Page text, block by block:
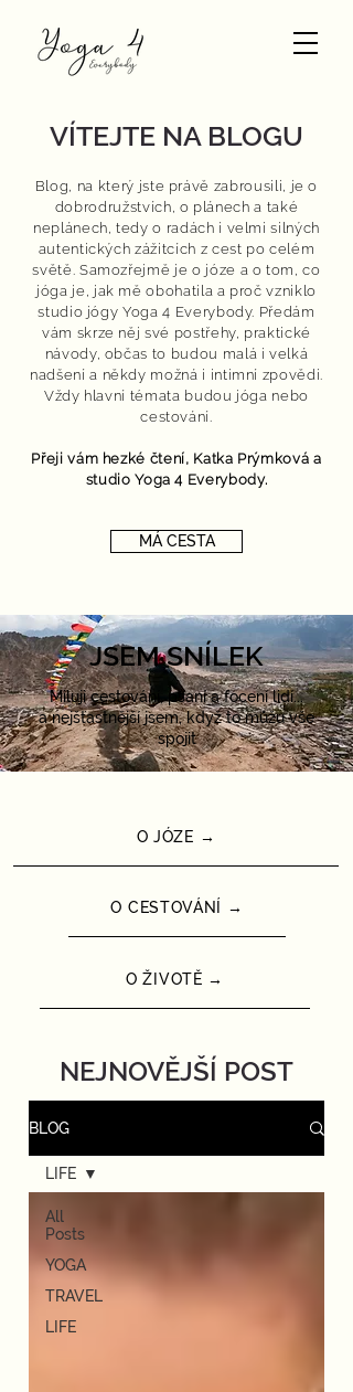
VÍTEJTE NA BLOGU
Blog, na který jste právě zabrousili, je o
dobrodružstvích, o plánech a také
neplánech, tedy o radách i velmi silných
autentických zážitcích z cest po celém
světě. Samozřejmě je o józe a o tom, co
jóga je, jak mě obohatila a proč vzniklo
studio jógy Yoga 4 Everybody. Předám
vám skrze něj své postřehy, praktické
návody, občas to budou malá i velká
nadšení a někdy možná i intimní zpovědi.
Vždy hlavní témata budou jóga nebo
cestování.
Přeji vám hezké čtení, Katka Prýmková a
studio Yoga 4 Everybody.
MÁ CESTA
JSEM SNÍLEK
Miluji cestování, psaní a focení lidí...
a nejšťastnější jsem, když to můžu vše
spojit
O JÓZE →
O CESTOVÁNÍ →
O ŽIVOTĚ →
NEJNOVĚJŠÍ POST
BLOG
All
Posts
YOGA
TRAVEL
LIFE
LIFE